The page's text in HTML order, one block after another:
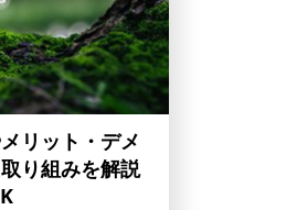
リット・デメ
り組みを解説